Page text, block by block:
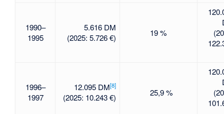
1990–
1995
5.616 DM
(2025: 5.726 €)
19 %
1996–
1997
12.095 DM[8]
(2025: 10.243 €) 25,9 %